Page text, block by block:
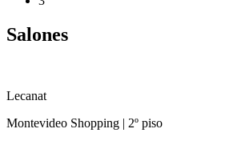
Salones
Lecanat
Montevideo Shopping | 2º piso